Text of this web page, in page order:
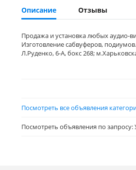
Описание Отзывы
Продажа и установка любых аудио-
Изготовление сабвуферов,
Л.Руденко, 6-А, бокс 268;
Посмотреть все объявления
Посмотреть объявления по запросу: